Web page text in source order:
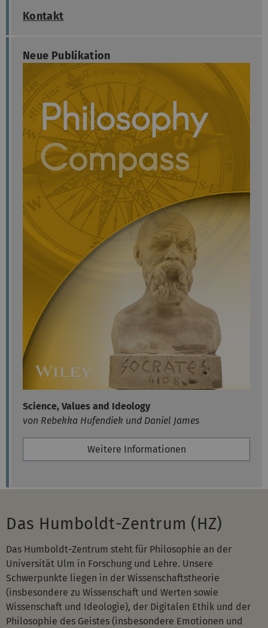
Kontakt
Neue Publikation
Science, Values and Ideology
von Rebekka Hufendiek und Daniel James
Weitere Informationen
Das Humboldt-Zentrum (HZ)
Das Humboldt-Zentrum steht für Philosophie an der
Universität Ulm in Forschung und Lehre. Unsere
Schwerpunkte liegen in der Wissenschaftstheorie
(insbesondere zu Wissenschaft und Werten sowie
Wissenschaft und Ideologie), der Digitalen Ethik und der
Philosophie des Geistes (insbesondere Emotionen und